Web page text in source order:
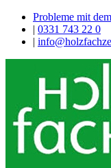
Probleme mit
| 0331 743 22 0
|